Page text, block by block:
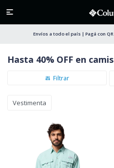

Envíos a todo el país | Pagá con
Hasta 40% OFF en
Vestimenta